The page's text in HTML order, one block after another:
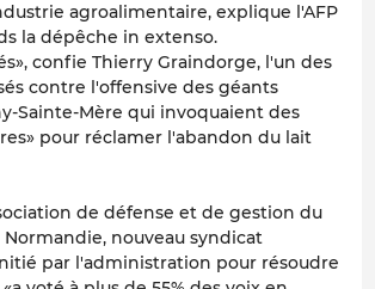
agroalimentaire, explique l'AFP
la dépêche in extenso.
confie Thierry Graindorge, l'un des
contre l'offensive des géants
Sainte-Mère qui invoquaient des
pour réclamer l'abandon du lait
de défense et de gestion du
nouveau syndicat
par l'administration pour résoudre